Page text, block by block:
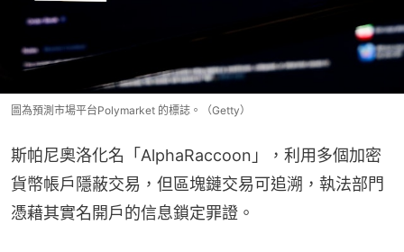
圖為預測市場平台Polymarket 的標誌。（Getty）
斯帕尼奧洛化名「AlphaRaccoon」，利用多個加密
貨幣帳戶隱蔽交易，但區塊鏈交易可追溯，執法部門
憑藉其實名開戶的信息鎖定罪證。